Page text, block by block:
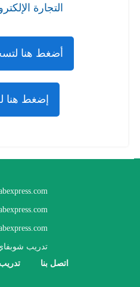
التجارة
أضغط هنا
إضغط هنا
تدريب
اتصل بنا